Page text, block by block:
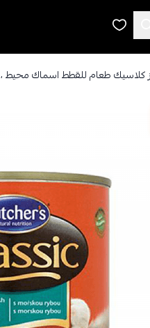
كلاسيك طعام للقطط اسماك محيط ، 400 جرام